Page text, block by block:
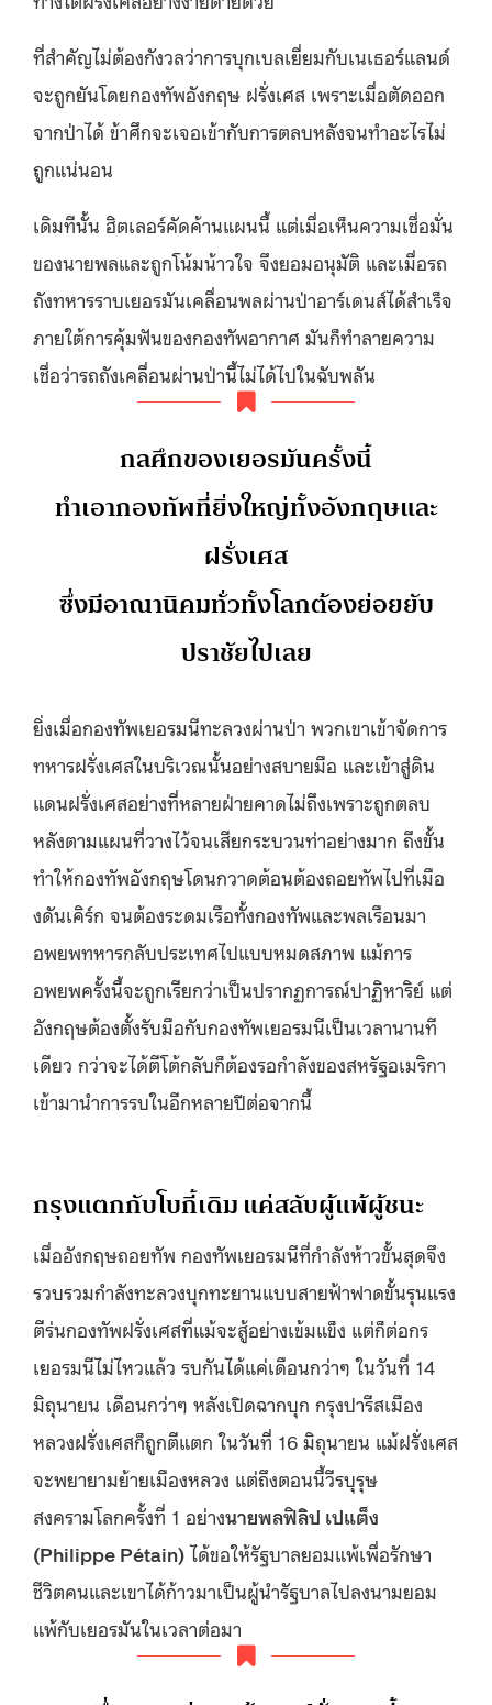
ที่สำคัญไม่ต้องกังวลว่าการบุกเบลเยี่ยมกับเนเธอร์แลนด์
จะถูกยันโดยกองทัพอังกฤษ ฝรั่งเศส เพราะเมื่อตัดออก
จากป่าได้ ข้าศึกจะเจอเข้ากับการตลบหลังจนทำอะไรไม่
ถูกแน่นอน
เดิมทีนั้น ฮิตเลอร์คัดค้านแผนนี้ แต่เมื่อเห็นความเชื่อมั่น
ของนายพลและถูกโน้มน้าวใจ จึงยอมอนุมัติ และเมื่อรถ
ถังทหารราบเยอรมันเคลื่อนพลผ่านป่าอาร์เดนส์ได้สำเร็จ
ภายใต้การคุ้มฟันของกองทัพอากาศ มันก็ทำลายความ
เชื่อว่ารถถังเคลื่อนผ่านป่านี้ไม่ได้ไปในฉับพลัน
กลศึกของเยอรมันครั้งนี้
ทำเอากองทัพที่ยิ่งใหญ่ทั้งอังกฤษและ
ฝรั่งเศส
ซึ่งมีอาณานิคมทั่วทั้งโลกต้องย่อยยับ
ปราชัยไปเลย
ยิ่งเมื่อกองทัพเยอรมนีทะลวงผ่านป่า พวกเขาเข้าจัดการ
ทหารฝรั่งเศสในบริเวณนั้นอย่างสบายมือ และเข้าสู่ดิน
แดนฝรั่งเศสอย่างที่หลายฝ่ายคาดไม่ถึงเพราะถูกตลบ
หลังตามแผนที่วางไว้จนเสียกระบวนท่าอย่างมาก ถึงขั้น
ทำให้กองทัพอังกฤษโดนกวาดต้อนต้องถอยทัพไปที่เมือ
งดันเคิร์ก จนต้องระดมเรือทั้งกองทัพและพลเรือนมา
อพยพทหารกลับประเทศไปแบบหมดสภาพ แม้การ
อพยพครั้งนี้จะถูกเรียกว่าเป็นปรากฏการณ์ปาฏิหาริย์ แต่
อังกฤษต้องตั้งรับมือกับกองทัพเยอรมนีเป็นเวลานานที
เดียว กว่าจะได้ตีโต้กลับก็ต้องรอกำลังของสหรัฐอเมริกา
เข้ามานำการรบในอีกหลายปีต่อจากนี้
กรุงแตกกับโบกี้เดิม แค่สลับผู้แพ้ผู้ชนะ
เมื่ออังกฤษถอยทัพ กองทัพเยอรมนีที่กำลังห้าวขั้นสุดจึง
รวบรวมกำลังทะลวงบุกทะยานแบบสายฟ้าฟาดขั้นรุนแรง
ตีร่นกองทัพฝรั่งเศสที่แม้จะสู้อย่างเข้มแข็ง แต่ก็ต่อกร
เยอรมนีไม่ไหวแล้ว รบกันได้แค่เดือนกว่าๆ ในวันที่ 14
มิถุนายน เดือนกว่าๆ หลังเปิดฉากบุก กรุงปารีสเมือง
หลวงฝรั่งเศสก็ถูกตีแตก ในวันที่ 16 มิถุนายน แม้ฝรั่งเศส
จะพยายามย้ายเมืองหลวง แต่ถึงตอนนี้วีรบุรุษ
สงครามโลกครั้งที่ 1 อย่างนายพลฟิลิป เปแต็ง
(Philippe Pétain)ได้ขอให้รัฐบาลยอมแพ้เพื่อรักษา
ชีวิตคนและเขาได้ก้าวมาเป็นผู้นำรัฐบาลไปลงนามยอม
แพ้กับเยอรมันในเวลาต่อมา